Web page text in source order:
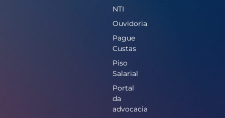
NTI
Ouvidoria
Pague
Custas
Piso
Salarial
Portal
da
advocacia